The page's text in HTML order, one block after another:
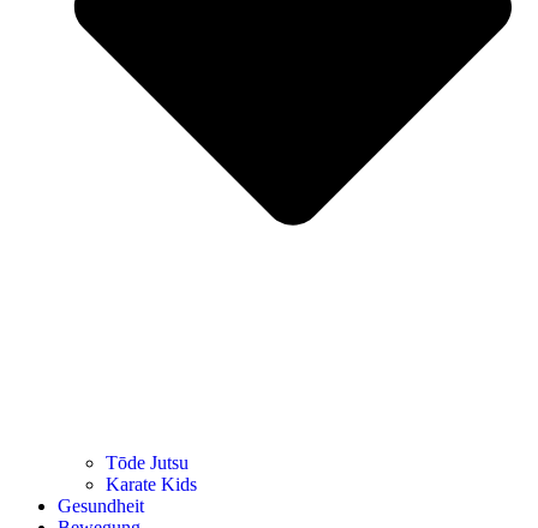
Tōde Jutsu
Kara­te Kids
Gesund­heit